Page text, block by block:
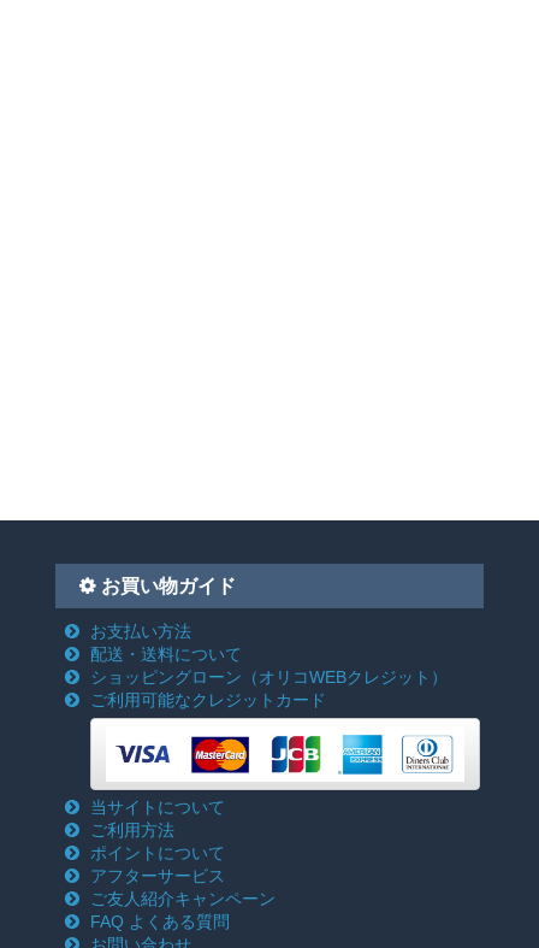
お買い物ガイド
お支払い方法
配送・送料について
ショッピングローン （オリコWEBクレジット）
ご利用可能なクレジットカード
当サイトについて
ご利用方法
ポイントについて
アフターサービス
ご友人紹介キャンペーン
FAQ よくある質問